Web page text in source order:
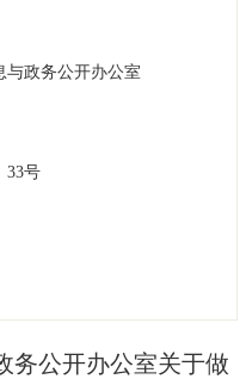
回应关切
与政务公开办公室
33号
务公开办公室关于做